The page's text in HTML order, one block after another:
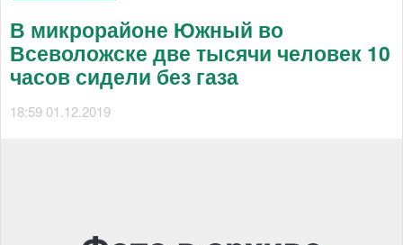
В микрорайоне Южный во
Всеволожске две тысячи человек 10
часов сидели без газа
18:59 01.12.2019